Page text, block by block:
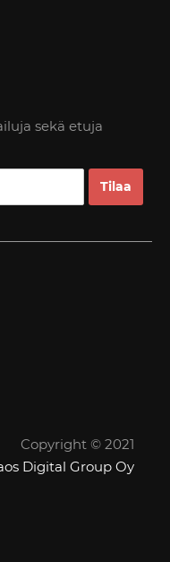
sekä etuja
Copyright © 2021
Digital Group Oy